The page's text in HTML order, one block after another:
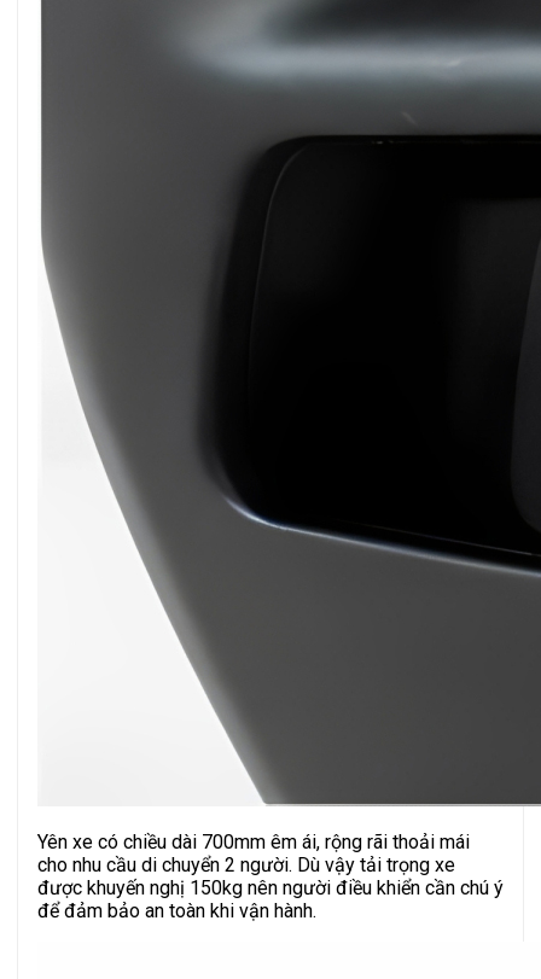
Yên xe có chiều dài 700mm êm ái, rộng rãi thoải mái
cho nhu cầu di chuyển 2 người. Dù vậy tải trọng xe
được khuyến nghị 150kg nên người điều khiển cần chú ý
để đảm bảo an toàn khi vận hành.